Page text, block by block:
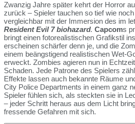
Zwanzig Jahre später kehrt der Horror
zurück – Spieler tauchen so tief wie
vergleichbar mit der Immersion des im
Resident Evil 7 biohazard. Capcoms
bringt einen fotorealistischen Grafikstil
erscheinen schärfer denn je, und die
einem beängstigend realistischen Wet-
erweckt. Zombies agieren nun in
Schaden. Jede Patrone des Spielers
Effekte lassen auch bekannte Räume
City Police Departments in einem ganz
Spieler fühlen sich, als steckten sie in
– jeder Schritt heraus aus dem Licht
fressende Gefahren mit sich.